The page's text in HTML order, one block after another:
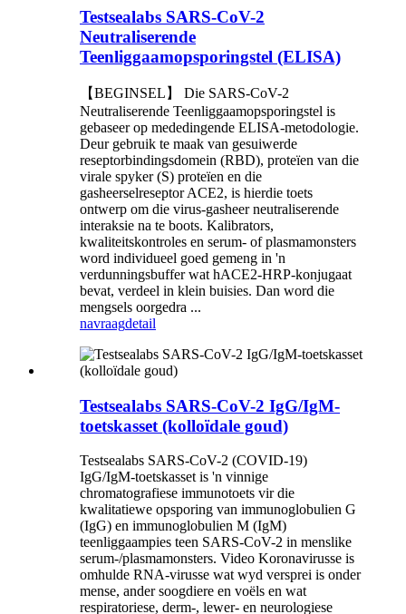
Testsealabs SARS-CoV-2
Neutraliserende
Teenliggaamopsporingstel (ELISA)
【BEGINSEL】 Die SARS-CoV-2
Neutraliserende Teenliggaamopsporingstel is
gebaseer op mededingende ELISA-metodologie.
Deur gebruik te maak van gesuiwerde
reseptorbindingsdomein (RBD), proteïen van die
virale spyker (S) proteïen en die
gasheerselreseptor ACE2, is hierdie toets
ontwerp om die virus-gasheer neutraliserende
interaksie na te boots. Kalibrators,
kwaliteitskontroles en serum- of plasmamonsters
word individueel goed gemeng in 'n
verdunningsbuffer wat hACE2-HRP-konjugaat
bevat, verdeel in klein buisies. Dan word die
mengsels oorgedra ...
navraagdetail
Testsealabs SARS-CoV-2 IgG/IgM-
toetskasset (kolloïdale goud)
Testsealabs SARS-CoV-2 (COVID-19)
IgG/IgM-toetskasset is 'n vinnige
chromatografiese immunotoets vir die
kwalitatiewe opsporing van immunoglobulien G
(IgG) en immunoglobulien M (IgM)
teenliggaampies teen SARS-CoV-2 in menslike
serum-/plasmamonsters. Video Koronavirusse is
omhulde RNA-virusse wat wyd versprei is onder
mense, ander soogdiere en voëls en wat
respiratoriese, derm-, lewer- en neurologiese